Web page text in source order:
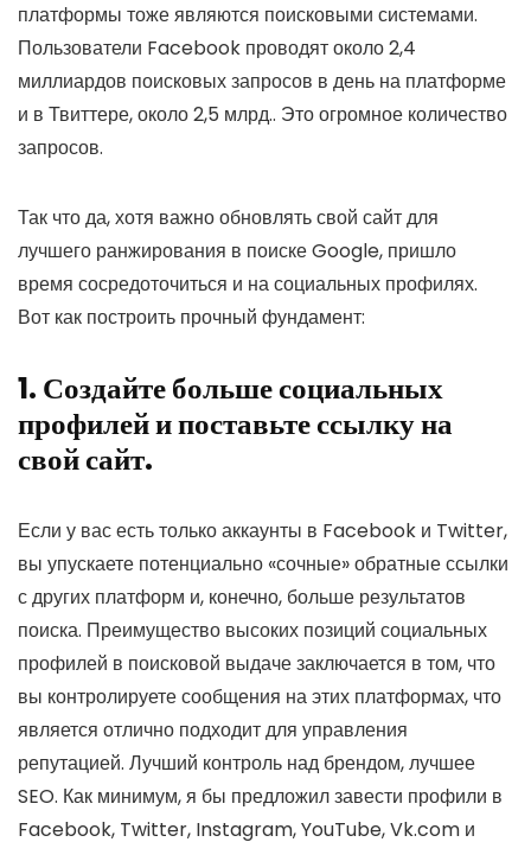
платформы тоже являются поисковыми системами.
Пользователи Facebook проводят около 2,4
миллиардов поисковых запросов в день на платформе
и в Твиттере, около 2,5 млрд.. Это огромное количество
запросов.
Так что да, хотя важно обновлять свой сайт для
лучшего ранжирования в поиске Google, пришло
время сосредоточиться и на социальных профилях.
Вот как построить прочный фундамент:
1. Создайте больше социальных
профилей и поставьте ссылку на
свой сайт.
Если у вас есть только аккаунты в Facebook и Twitter,
вы упускаете потенциально «сочные» обратные ссылки
с других платформ и, конечно, больше результатов
поиска. Преимущество высоких позиций социальных
профилей в поисковой выдаче заключается в том, что
вы контролируете сообщения на этих платформах, что
является отлично подходит для управления
репутацией. Лучший контроль над брендом, лучшее
SEO. Как минимум, я бы предложил завести профили в
Facebook, Twitter, Instagram, YouTube, Vk.com и